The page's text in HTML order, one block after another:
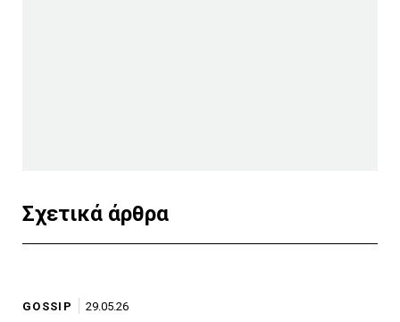
Σχετικά άρθρα
GOSSIP 29.05.26